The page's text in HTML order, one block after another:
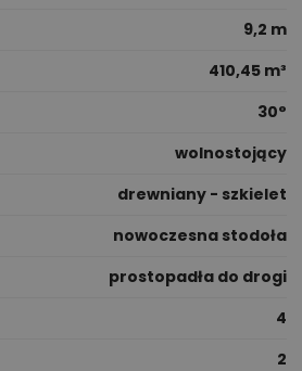
9,2 m
410,45 m³
30°
wolnostojący
drewniany - szkielet
nowoczesna stodoła
prostopadła do drogi
4
2